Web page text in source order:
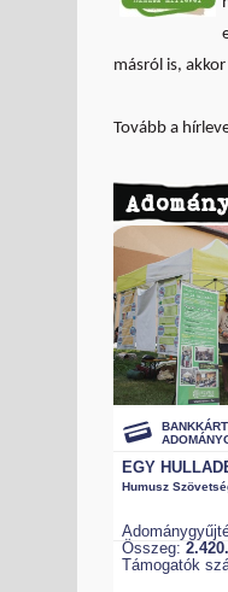
másról is,
Tovább a